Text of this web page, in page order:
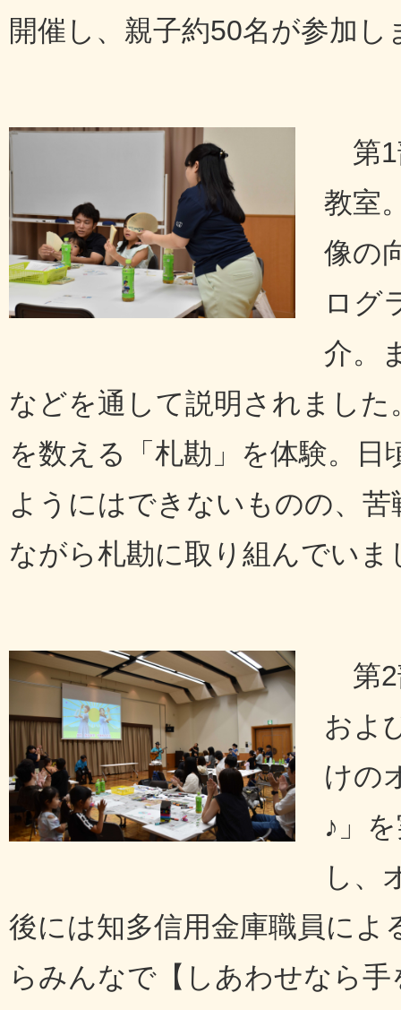
開催し、親子約50名が参加し
第
教室
像の
ログ
介。
などを通して説明されまし
を数える「札勘」を体験。
ようにはできないものの、
ながら札勘に取り組んでいま
第
およ
けの
♪」
し、
後には知多信用金庫職員に
らみんなで【しあわせなら